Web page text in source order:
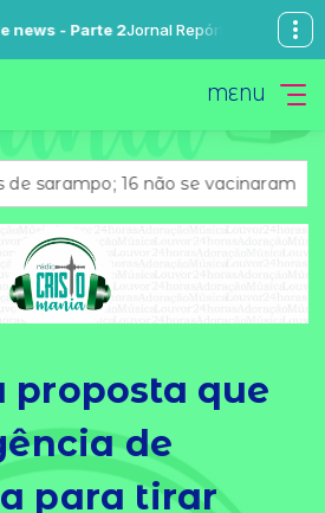
2Jornal Repórter Brasil com Léo
MENU
não se vacinaram Retiradas
proposta que
de
para tirar